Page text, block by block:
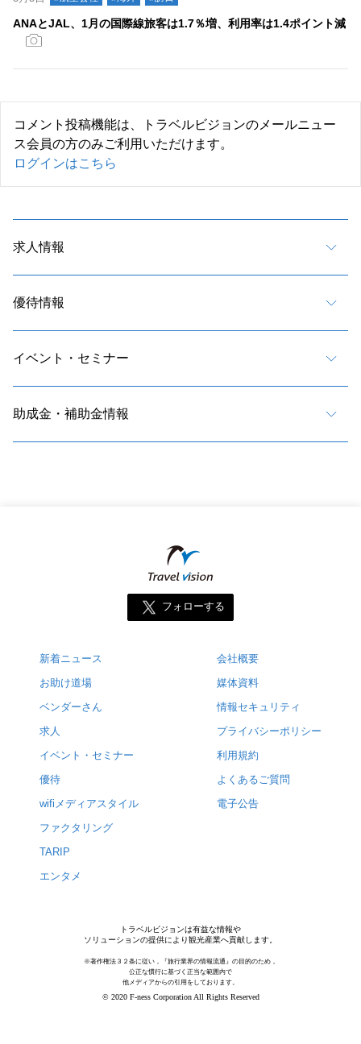
ANAとJAL、1月の国際線旅客は1.7％増、利用率は1.4ポイント減
コメント投稿機能は、トラベルビジョンのメールニュー
ス会員の方のみご利用いただけます。
ログインはこちら
求人情報
優待情報
イベント・セミナー
助成金・補助金情報
フォローする
新着ニュース
お助け道場
ベンダーさん
求人
イベント・セミナー
優待
wifiメディアスタイル
ファクタリング
TARIP
エンタメ
会社概要
媒体資料
情報セキュリティ
プライバシーポリシー
利用規約
よくあるご質問
電子公告
トラベルビジョンは有益な情報や
ソリューションの提供により観光産業へ貢献します。
※著作権法３２条に従い，『旅行業界の情報流通』の目的のため，
公正な慣行に基づく正当な範囲内で
他メディアからの引用をしております。
© 2020 F-ness Corporation All Rights Reserved